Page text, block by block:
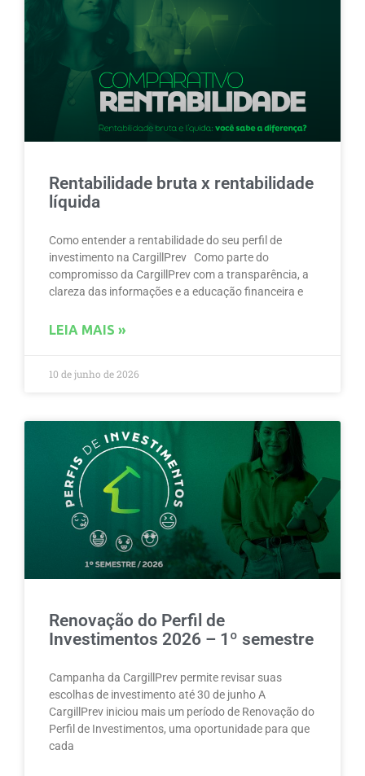
Rentabilidade bruta x rentabilidade
líquida
Como entender a rentabilidade do seu perfil de
investimento na CargillPrev Como parte do
compromisso da CargillPrev com a transparência, a
clareza das informações e a educação financeira e
LEIA MAIS »
10 de junho de 2026
Renovação do Perfil de
Investimentos 2026 – 1º semestre
Campanha da CargillPrev permite revisar suas
escolhas de investimento até 30 de junho A
CargillPrev iniciou mais um período de Renovação do
Perfil de Investimentos, uma oportunidade para que
cada